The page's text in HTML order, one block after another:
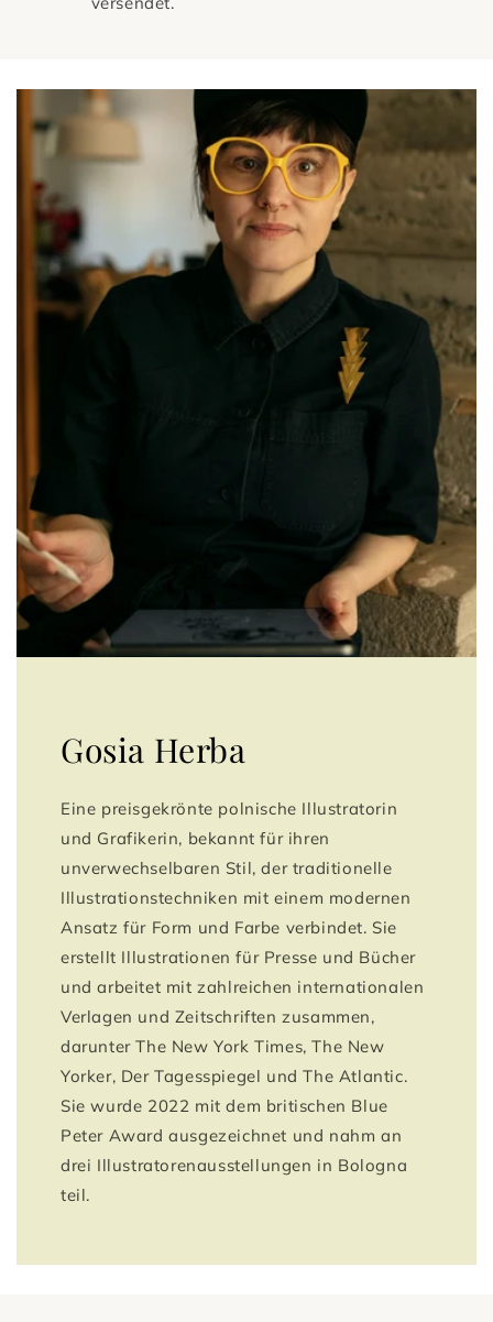
Gosia Herba
Eine preisgekrönte polnische Illustratorin
und Grafikerin, bekannt für ihren
unverwechselbaren Stil, der traditionelle
Illustrationstechniken mit einem modernen
Ansatz für Form und Farbe verbindet. Sie
erstellt Illustrationen für Presse und Bücher
und arbeitet mit zahlreichen internationalen
Verlagen und Zeitschriften zusammen,
darunter The New York Times, The New
Yorker, Der Tagesspiegel und The Atlantic.
Sie wurde 2022 mit dem britischen Blue
Peter Award ausgezeichnet und nahm an
drei Illustratorenausstellungen in Bologna
teil.